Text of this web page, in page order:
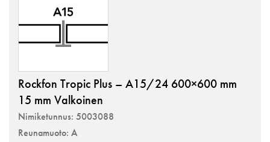
Rockfon Tropic Plus – A15/24 600×600 mm
15 mm Valkoinen
Nimiketunnus: 5003088
Reunamuoto: A